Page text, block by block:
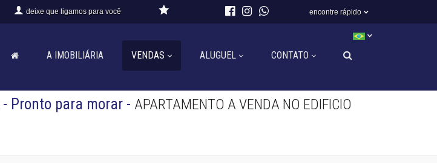
deixe que ligamos para você encontre rápido
A IMOBILIÁRIA VENDAS ALUGUEL CONTATO
- Pronto para morar - APARTAMENTO A VENDA NO EDIFICIO